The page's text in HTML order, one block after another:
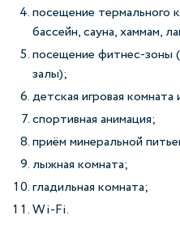
посещение термального
бассейн, сауна, хаммам,
посещение фитнес-зоны
залы);
детская игровая
спортивная анимация;
приём минеральной
лыжная комната;
гладильная комната;
Wi-Fi.